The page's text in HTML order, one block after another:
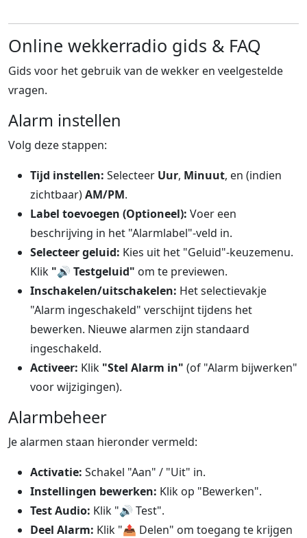
Online wekkerradio gids & FAQ
Gids voor het gebruik van de wekker en veelgestelde
vragen.
Alarm instellen
Volg deze stappen:
Tijd instellen: Selecteer Uur, Minuut, en (indien
zichtbaar)AM/PM.
Label toevoegen (Optioneel): Voer een
beschrijving in het "Alarmlabel"-veld in.
Selecteer geluid: Kies uit het "Geluid"-keuzemenu.
Klik "🔊 Testgeluid" om te previewen.
Inschakelen/uitschakelen: Het selectievakje
"Alarm ingeschakeld" verschijnt tijdens het
bewerken. Nieuwe alarmen zijn standaard
ingeschakeld.
Activeer: Klik "Stel Alarm in" (of "Alarm bijwerken"
voor wijzigingen).
Alarmbeheer
Je alarmen staan hieronder vermeld:
Activatie: Schakel "Aan" / "Uit" in.
Instellingen bewerken: Klik op "Bewerken".
Test Audio: Klik "🔊 Test".
Deel Alarm: Klik "📤 Delen" om toegang te krijgen